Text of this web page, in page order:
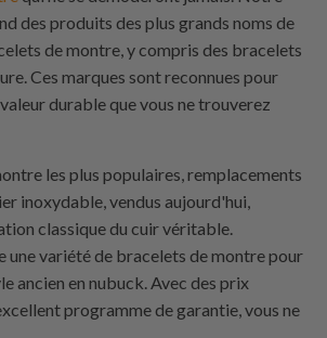
des produits des plus grands noms de
de montre, y compris des bracelets
Ces marques sont reconnues pour
durable que vous ne trouverez
les plus populaires, remplacements
inoxydable, vendus aujourd'hui,
classique du cuir véritable.
une variété de bracelets de montre pour
ancien en nubuck. Avec des prix
programme de garantie, vous ne